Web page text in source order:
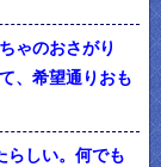
ゃのおさがり
、希望通りおも
らしい。何でも